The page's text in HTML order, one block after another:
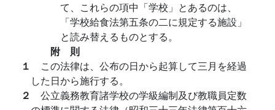
て、これらの項中「学校」とあるのは、
「学校給食法第五条の二に規定する施設」
と読み替えるものとする。
附 則
１ この法律は、公布の日から起算して三月を経過
した日から施行する。
２ 公立義務教育諸学校の学級編制及び教職員定数